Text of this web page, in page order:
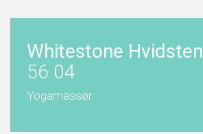
Whitestone Hvidsten
56 04
Yogamassør